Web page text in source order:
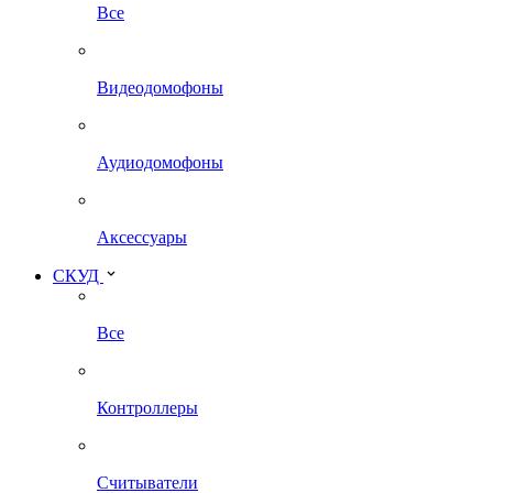
Все
Видеодомофоны
Аудиодомофоны
Аксессуары
СКУД
Все
Контроллеры
Считыватели